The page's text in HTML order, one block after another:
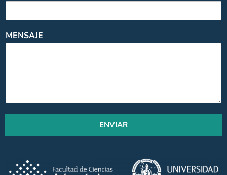
MENSAJE
ENVIAR